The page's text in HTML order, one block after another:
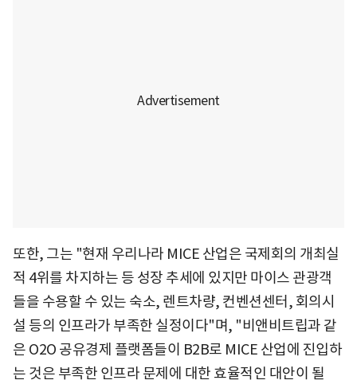
또한, 그는 "현재 우리나라 MICE 산업은 국제회의 개최실
적 4위를 차지하는 등 성장 추세에 있지만 마이스 관광객
들을 수용할 수 있는 숙소, 렌트차량, 컨벤션센터, 회의시
설 등의 인프라가 부족한 실정이다"며, "비앤비트립과 같
은 O2O 공유경제 플랫폼들이 B2B로 MICE 산업에 진입하
는 것은 부족한 인프라 문제에 대한 효율적인 대안이 될